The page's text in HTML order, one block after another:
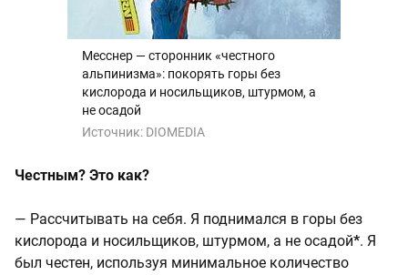
Месснер — сторонник «честного
альпинизма»: покорять горы без
кислорода и носильщиков, штурмом, а
не осадой
Источник: DIOMEDIA
Честным? Это как?
— Рассчитывать на себя. Я поднимался в горы без
кислорода и носильщиков, штурмом, а не осадой*. Я
был честен, используя минимальное количество